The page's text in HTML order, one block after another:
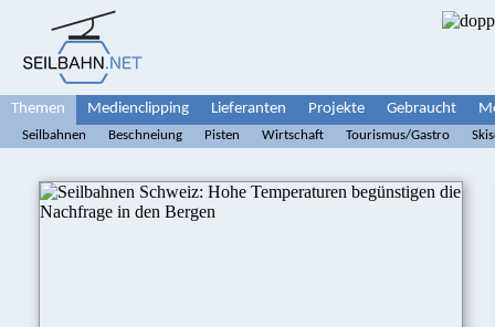
Themen Medienclipping Lieferanten Projekte Gebraucht
Seilbahnen Beschneiung Pisten Wirtschaft Tourismus/Gastro